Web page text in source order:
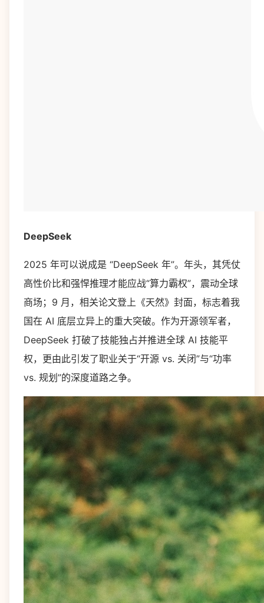
DeepSeek
2025 年可以说成是 “DeepSeek 年”。年头，其凭仗
高性价比和强悍推理才能应战“算力霸权”，震动全球
商场；9 月，相关论文登上《天然》封面，标志着我
国在 AI 底层立异上的重大突破。作为开源领军者，
DeepSeek 打破了技能独占并推进全球 AI 技能平
权，更由此引发了职业关于“开源 vs. 关闭”与“功率
vs. 规划”的深度道路之争。